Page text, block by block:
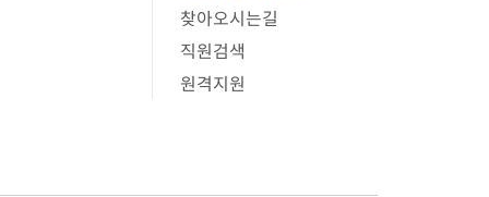
찾아오시는길
직원검색
원격지원